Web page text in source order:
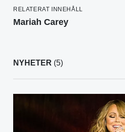
RELATERAT INNEHÅLL
Mariah Carey
NYHETER (5)